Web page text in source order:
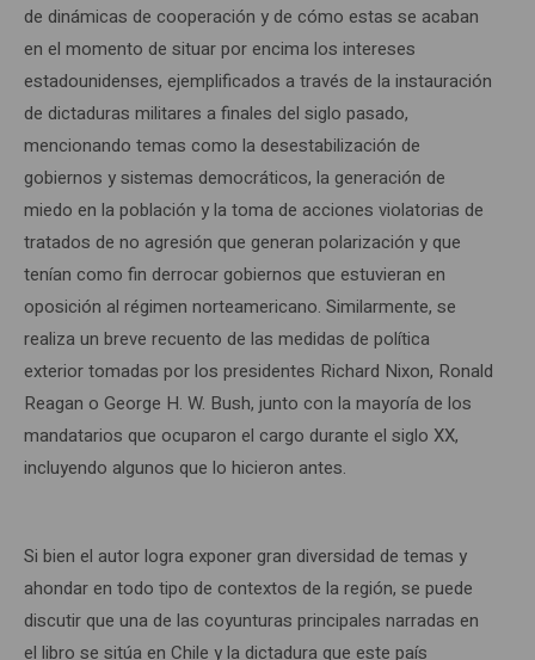
de dinámicas de cooperación y de cómo estas se acaban
en el momento de situar por encima los intereses
estadounidenses, ejemplificados a través de la instauración
de dictaduras militares a finales del siglo pasado,
mencionando temas como la desestabilización de
gobiernos y sistemas democráticos, la generación de
miedo en la población y la toma de acciones violatorias de
tratados de no agresión que generan polarización y que
tenían como fin derrocar gobiernos que estuvieran en
oposición al régimen norteamericano. Similarmente, se
realiza un breve recuento de las medidas de política
exterior tomadas por los presidentes Richard Nixon, Ronald
Reagan o George H. W. Bush, junto con la mayoría de los
mandatarios que ocuparon el cargo durante el siglo XX,
incluyendo algunos que lo hicieron antes.
Si bien el autor logra exponer gran diversidad de temas y
ahondar en todo tipo de contextos de la región, se puede
discutir que una de las coyunturas principales narradas en
el libro se sitúa en Chile y la dictadura que este país